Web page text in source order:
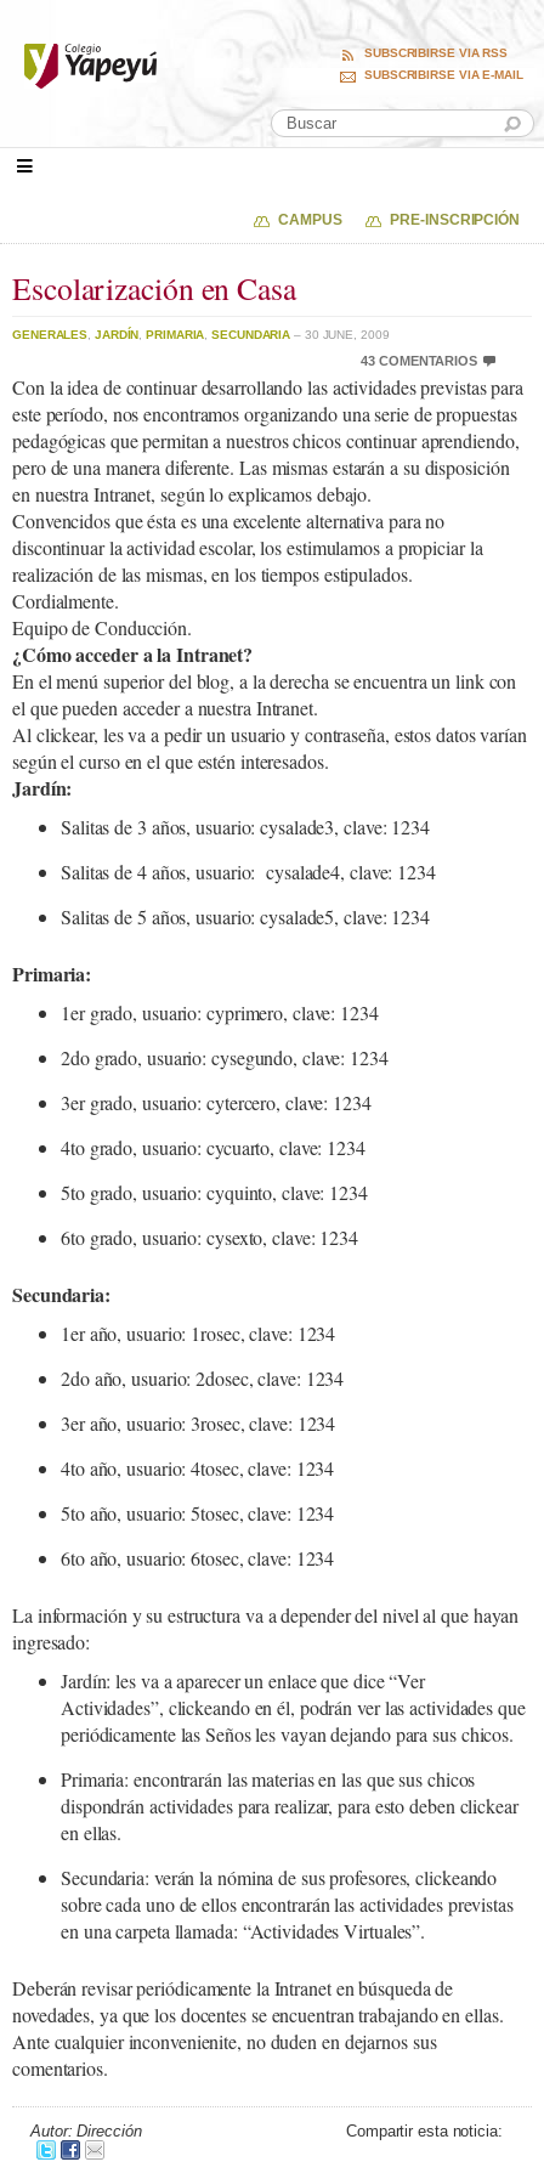
SUBSCRIBIRSE VIA RSS
SUBSCRIBIRSE VIA E-MAIL
CAMPUS PRE-INSCRIPCIÓN
Escolarización en Casa
GENERALES JARDÍN ,PRIMARIA ,SECUNDARIA – 30 JUNE, 2009
43 COMENTARIOS
Con la idea de continuar desarrollando las actividades previstas para
este período, nos encontramos organizando una serie de propuestas
pedagógicas que permitan a nuestros chicos continuar aprendiendo,
pero de una manera diferente. Las mismas estarán a su disposición
en nuestra Intranet, según lo explicamos debajo.
Convencidos que ésta es una excelente alternativa para no
discontinuar la actividad escolar, los estimulamos a propiciar la
realización de las mismas, en los tiempos estipulados.
Cordialmente.
Equipo de Conducción.
¿Cómo acceder a la Intranet?
En el menú superior del blog, a la derecha se encuentra un link con
el que pueden acceder a nuestra Intranet.
Al clickear, les va a pedir un usuario y contraseña, estos datos varían
según el curso en el que estén interesados.
Jardín:
Salitas de 3 años, usuario: cysalade3, clave: 1234
Salitas de 4 años, usuario: cysalade4, clave: 1234
Salitas de 5 años, usuario: cysalade5, clave: 1234
Primaria:
1er grado, usuario: cyprimero, clave: 1234
2do grado, usuario: cysegundo, clave: 1234
3er grado, usuario: cytercero, clave: 1234
4to grado, usuario: cycuarto, clave: 1234
5to grado, usuario: cyquinto, clave: 1234
6to grado, usuario: cysexto, clave: 1234
Secundaria:
1er año, usuario: 1rosec, clave: 1234
2do año, usuario: 2dosec, clave: 1234
3er año, usuario: 3rosec, clave: 1234
4to año, usuario: 4tosec, clave: 1234
5to año, usuario: 5tosec, clave: 1234
6to año, usuario: 6tosec, clave: 1234
La información y su estructura va a depender del nivel al que hayan
ingresado:
Jardín: les va a aparecer un enlace que dice “Ver
Actividades”, clickeando en él, podrán ver las actividades que
periódicamente las Seños les vayan dejando para sus chicos.
Primaria: encontrarán las materias en las que sus chicos
dispondrán actividades para realizar, para esto deben clickear
en ellas.
Secundaria: verán la nómina de sus profesores, clickeando
sobre cada uno de ellos encontrarán las actividades previstas
en una carpeta llamada: “Actividades Virtuales”.
Deberán revisar periódicamente la Intranet en búsqueda de
novedades, ya que los docentes se encuentran trabajando en ellas.
Ante cualquier inconvenienite, no duden en dejarnos sus
comentarios.
Autor: Dirección Compartir esta noticia: